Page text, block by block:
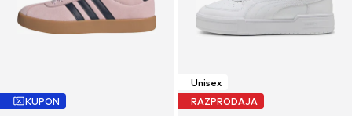
KUPON
Unisex
RAZPRODAJA